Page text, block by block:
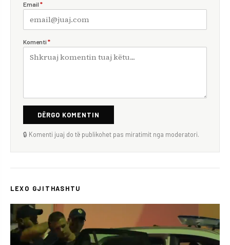
Email *
Komenti *
DËRGO KOMENTIN
🔒 Komenti juaj do të publikohet pas miratimit nga moderatori.
LEXO GJITHASHTU